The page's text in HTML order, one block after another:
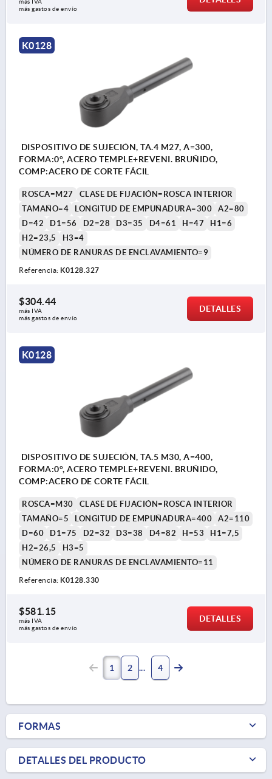
más IVA
más gastos de envío
K0128
DISPOSITIVO DE SUJECIÓN, TA.4 M27, A=300,
FORMA:0°, ACERO TEMPLE+REVENI. BRUÑIDO,
COMP:ACERO DE CORTE FÁCIL
ROSCA=M27
CLASE DE FIJACIÓN=ROSCA INTERIOR
TAMAÑO=4
LONGITUD DE EMPUÑADURA=300
A2=80
D=42
D1=56 D2=28 D3=35 D4=61 H=47
H1=6
H2=23,5
H3=4
NÚMERO DE RANURAS DE ENCLAVAMIENTO=9
Referencia: K0128.327
$304.44
más IVA
más gastos de envío
DETALLES
K0128
DISPOSITIVO DE SUJECIÓN, TA.5 M30, A=400,
FORMA:0°, ACERO TEMPLE+REVENI. BRUÑIDO,
COMP:ACERO DE CORTE FÁCIL
ROSCA=M30
CLASE DE FIJACIÓN=ROSCA INTERIOR
TAMAÑO=5
LONGITUD DE EMPUÑADURA=400
A2=110
D=60
D1=75 D2=32 D3=38 D4=82 H=53
H1=7,5
H2=26,5
H3=5
NÚMERO DE RANURAS DE ENCLAVAMIENTO=11
Referencia: K0128.330
$581.15
más IVA
más gastos de envío
DETALLES
1 2 4
FORMAS
DETALLES DEL PRODUCTO